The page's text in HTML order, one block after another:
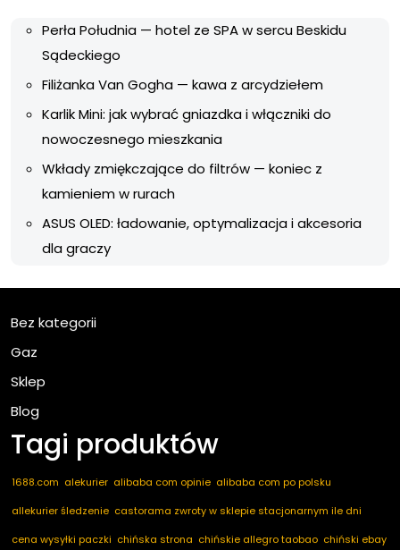
Perła Południa — hotel ze SPA w sercu Beskidu
Sądeckiego
Filiżanka Van Gogha — kawa z arcydziełem
Karlik Mini: jak wybrać gniazdka i włączniki do
nowoczesnego mieszkania
Wkłady zmiękczające do filtrów — koniec z
kamieniem w rurach
ASUS OLED: ładowanie, optymalizacja i akcesoria
dla graczy
Bez kategorii
Gaz
Sklep
Blog
Tagi produktów
1688.com alekurier alibaba com opinie alibaba com po polsku
allekurier śledzenie castorama zwroty w sklepie stacjonarnym ile dni
cena wysyłki paczki chińska strona chińskie allegro taobao chiński ebay